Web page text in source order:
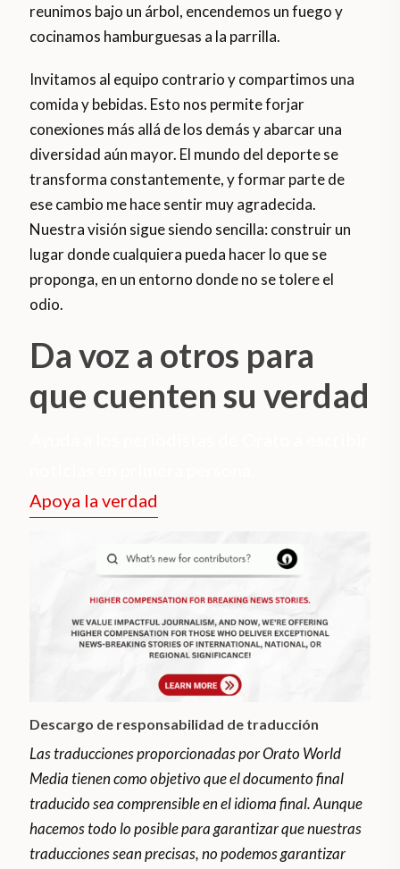
reunimos bajo un árbol, encendemos un fuego y
cocinamos hamburguesas a la parrilla.
Invitamos al equipo contrario y compartimos una
comida y bebidas. Esto nos permite forjar
conexiones más allá de los demás y abarcar una
diversidad aún mayor. El mundo del deporte se
transforma constantemente, y formar parte de
ese cambio me hace sentir muy agradecida.
Nuestra visión sigue siendo sencilla: construir un
lugar donde cualquiera pueda hacer lo que se
proponga, en un entorno donde no se tolere el
odio.
Da voz a otros para
que cuenten su verdad
Apoya la verdad
Descargo de responsabilidad de traducción
Las traducciones proporcionadas por Orato World
Media tienen como objetivo que el documento final
traducido sea comprensible en el idioma final. Aunque
hacemos todo lo posible para garantizar que nuestras
traducciones sean precisas, no podemos garantizar